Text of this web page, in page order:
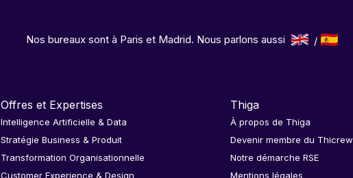
Nos bureaux sont à Paris et Madrid. Nous parlons aussi
Offres et Expertises
Intelligence Artificielle & Data
Stratégie Business & Produit
Transformation Organisationnelle
Customer Experience & Design
Thiga
À propos de Thiga
Devenir membre du Thicrew
Notre démarche RSE
Mentions légales